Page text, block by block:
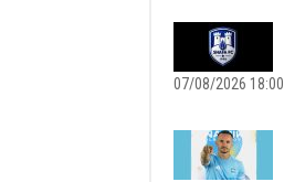
07/08/2026 18:00